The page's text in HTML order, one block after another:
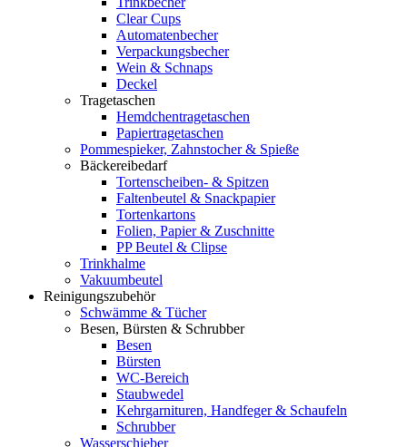
Clear Cups
Automatenbecher
Verpackungsbecher
Wein & Schnaps
Deckel
Tragetaschen
Hemdchentragetaschen
Papiertragetaschen
Pommespieker, Zahnstocher & Spieße
Bäckereibedarf
Tortenscheiben- & Spitzen
Faltenbeutel & Snackpapier
Tortenkartons
Folien, Papier & Zuschnitte
PP Beutel & Clipse
Trinkhalme
Vakuumbeutel
Reinigungszubehör
Schwämme & Tücher
Besen, Bürsten & Schrubber
Besen
Bürsten
WC-Bereich
Staubwedel
Kehrgarnituren, Handfeger & Schaufeln
Schrubber
Wasserschieber